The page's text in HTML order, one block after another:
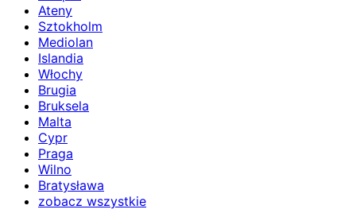
Ateny
Sztokholm
Mediolan
Islandia
Włochy
Brugia
Bruksela
Malta
Cypr
Praga
Wilno
Bratysława
zobacz wszystkie